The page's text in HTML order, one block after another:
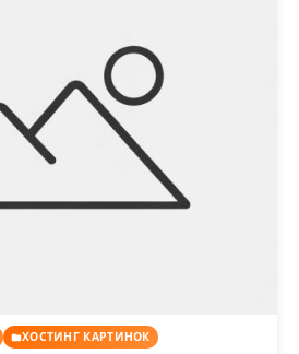
ХОСТИНГ КАРТИНОК